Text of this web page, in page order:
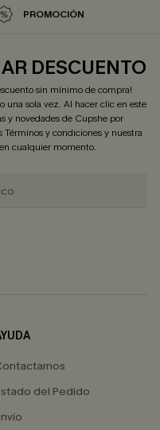
PROMOCIÓN
DESCUENTO
sin mínimo de compra!
una sola vez. Al hacer clic en este
y novedades de Cupshe por
Términos y condicionesy nuestra
cualquier momento.
del Pedido